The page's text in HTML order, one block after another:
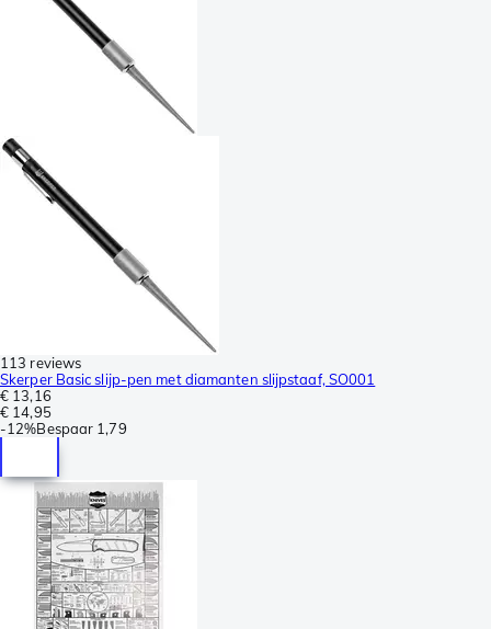
113 reviews
Skerper Basic slijp-pen met diamanten slijpstaaf, SO001
€ 13,16
€ 14,95
-12%Bespaar 1,79